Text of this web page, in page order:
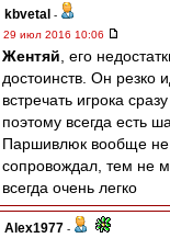
kbvetal -
29 июл 2016 10:06
Жентяй , его
достоинств. Он резко
встречать игрока
поэтому всегда есть
Паршивлюк вообще
сопровождал, тем не
всегда очень легко
Alex1977 -